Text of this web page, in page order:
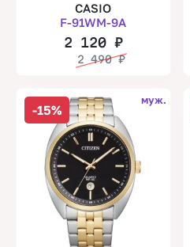
CASIO
F-91WM-9A
2 120 ₽
2 490₽
-15%
муж.